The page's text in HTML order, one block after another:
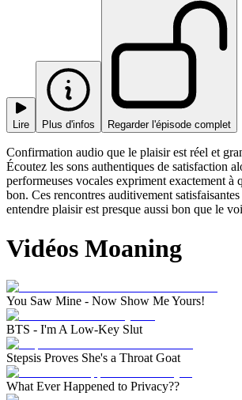
Lire Plus d'infos Regarder l'épisode complet
Confirmation audio que le plaisir est réel et
Écoutez les sons authentiques de satisfaction
performeuses vocales expriment exactement à
bon. Ces rencontres auditivement
entendre plaisir est presque aussi bon que le
Vidéos Moaning
You Saw Mine - Now Show Me Yours!
BTS - I'm A Low-Key Slut
Stepsis Proves She's a Throat Goat
What Ever Happened to Privacy??